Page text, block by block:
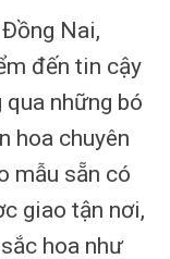
Nai,
đến tin cậy
những bó
hoa chuyên
mẫu sẵn có
giao tận nơi,
hoa như